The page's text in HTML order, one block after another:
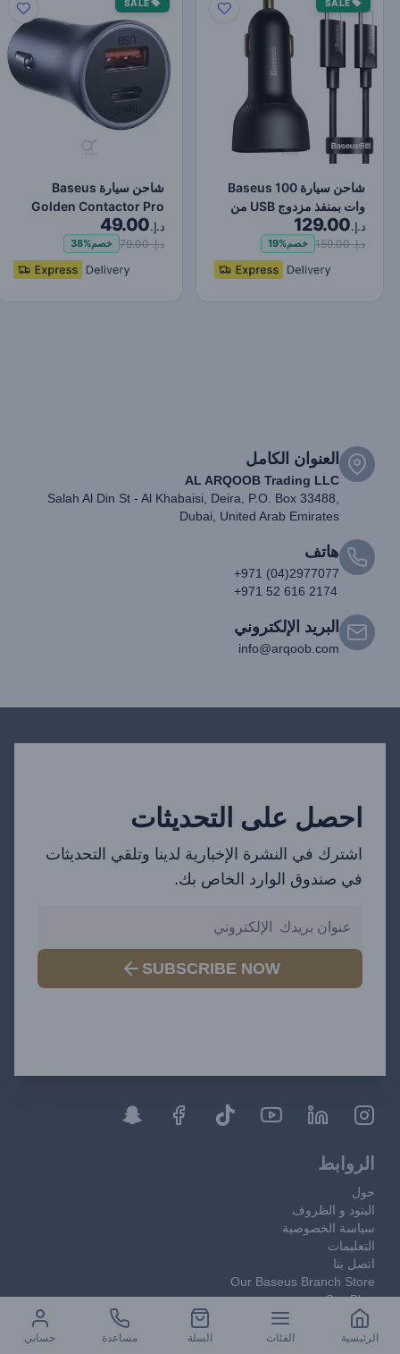
SALE
شاحن سيارة Baseus 100
وات بمنفذ مزدوج USB من
النوع C شاحن سريع ر…
د.إ.129.00
د.إ. 159.00 خصم19%
SALE
شاحن سيارة Baseus
Golden Contactor Pro
Dual Quick Charger USB
وT…
د.إ.49.00
د.إ. 79.00 خصم38%
الرئيسية الفئات السلة مساعدة حسابي
العنوان الكامل
AL ARQOOB Trading LLC
Salah Al Din St - Al Khabaisi, Deira, P.O. Box 33488,
Dubai, United Arab Emirates
هاتف
+971 (04)2977077
+971 52 616 2174
البريد الإلكتروني
info@arqoob.com
احصل على التحديثات
اشترك في النشرة الإخبارية لدينا وتلقي التحديثات
في صندوق الوارد الخاص بك.
SUBSCRIBE NOW
الروابط
حول
البنود و الظروف
سياسة الخصوصية
التعليمات
اتصل بنا
Our Baseus Branch Store
Our Blog
Out of Stock & Inactive Products